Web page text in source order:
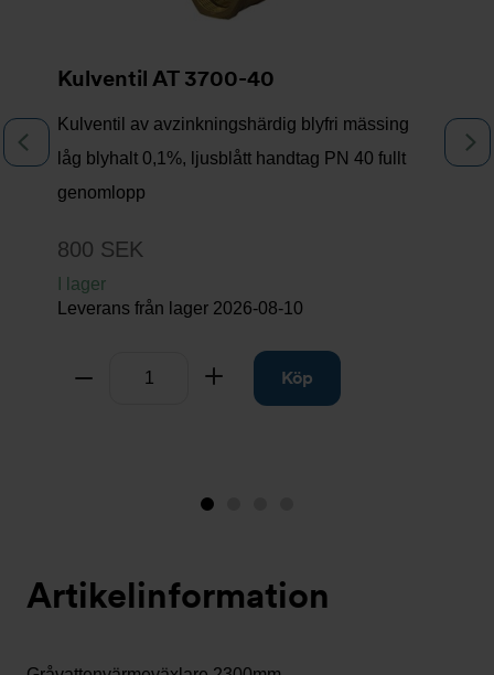
Kulventil AT 3700-40
Kulventil av avzinkningshärdig blyfri mässing
låg blyhalt 0,1%, ljusblått handtag PN 40 fullt
genomlopp
800 SEK
I lager
Leverans från lager 2026-08-10
Ta bort Lägg tillKöp
Bild
nu)
Artikelinformation